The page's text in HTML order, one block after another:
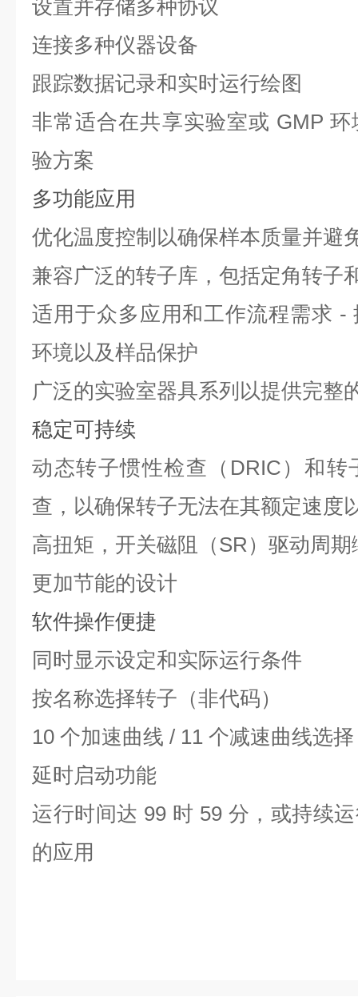
设置并存储多种协议
连接多种仪器设备
跟踪数据记录和实时运行绘图
非常适合在共享实验室或 GMP环
验方案
多功能应用
优化温度控制以确保样本质量并避
兼容广泛的转子库，包括定角转子
适用于众多应用和工作流程需求 -
环境以及样品保护
广泛的实验室器具系列以提供完整
稳定可持续
动态转子惯性检查（ DRIC ）和转
查，以确保转子无法在其额定速度
高扭矩，开关磁阻（SR）驱动周
更加节能的设计
软件操作便捷
同时显示设定和实际运行条件
按名称选择转子（非代码）
10 个加速曲线 / 11 个减速曲线选择
延时启动功能
运行时间达 99 时 59 分，或持续
的应用